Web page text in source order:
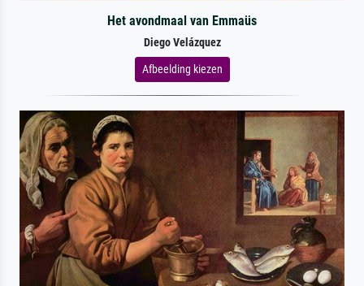
Het avondmaal van Emmaüs
Diego Velázquez
Afbeelding kiezen